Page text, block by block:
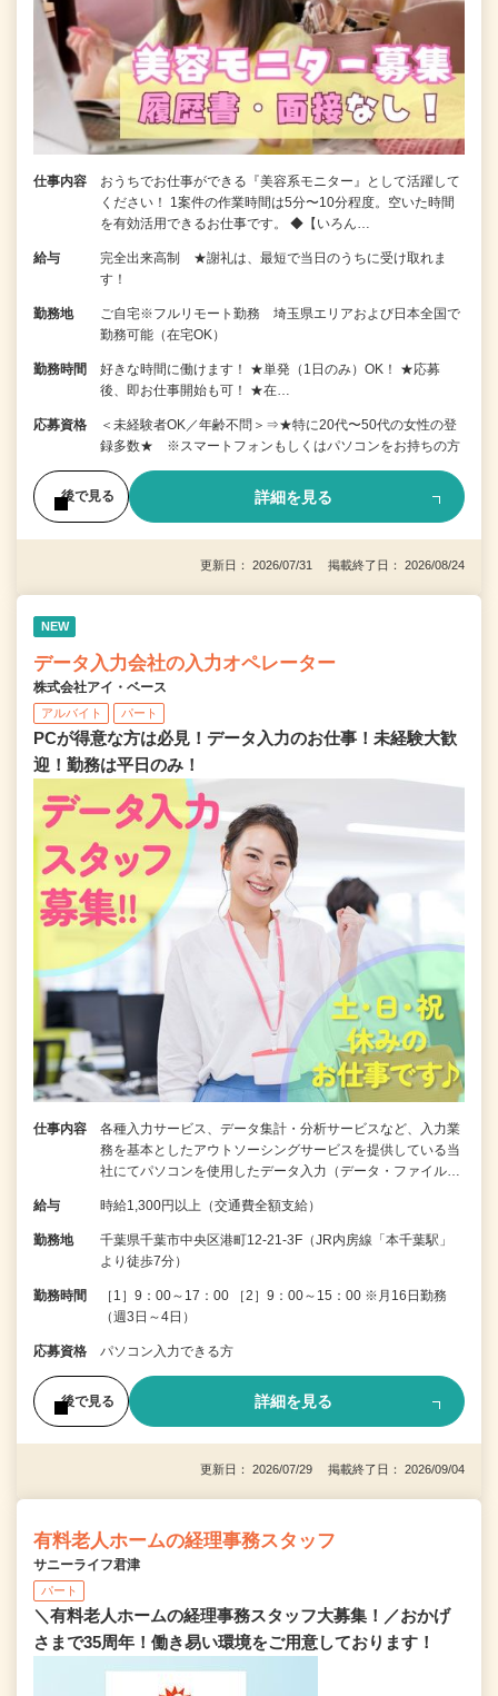
仕事内容
おうちでお仕事ができる『美容系モニター』として活躍して
ください！ 1案件の作業時間は5分〜10分程度。空いた時間
を有効活用できるお仕事です。 ◆【いろん…
給与
完全出来高制 ★謝礼は、最短で当日のうちに受け取れま
す！
勤務地
ご自宅※フルリモート勤務 埼玉県エリアおよび日本全国で
勤務可能（在宅OK）
勤務時間
好きな時間に働けます！ ★単発（1日のみ）OK！ ★応募
後、即お仕事開始も可！ ★在…
応募資格
＜未経験者OK／年齢不問＞⇒★特に20代〜50代の女性の登
録多数★ ※スマートフォンもしくはパソコンをお持ちの方
後で見る 詳細を見る
更新日： 2026/07/31 掲載終了日： 2026/08/24
NEW
データ入力会社の入力オペレーター
株式会社アイ・ベース
アルバイト パート
PCが得意な方は必見！データ入力のお仕事！未経験大歓
迎！勤務は平日のみ！
仕事内容
各種入力サービス、データ集計・分析サービスなど、入力業
務を基本としたアウトソーシングサービスを提供している当
社にてパソコンを使用したデータ入力（データ・ファイル…
給与 時給1,300円以上（交通費全額支給）
勤務地
千葉県千葉市中央区港町12-21-3F（JR内房線「本千葉駅」
より徒歩7分）
勤務時間
［1］9：00～17：00 ［2］9：00～15：00 ※月16日勤務
（週3日～4日）
応募資格 パソコン入力できる方
後で見る 詳細を見る
更新日： 2026/07/29 掲載終了日： 2026/09/04
有料老人ホームの経理事務スタッフ
サニーライフ君津
パート
＼有料老人ホームの経理事務スタッフ大募集！／おかげ
さまで35周年！働き易い環境をご用意しております！